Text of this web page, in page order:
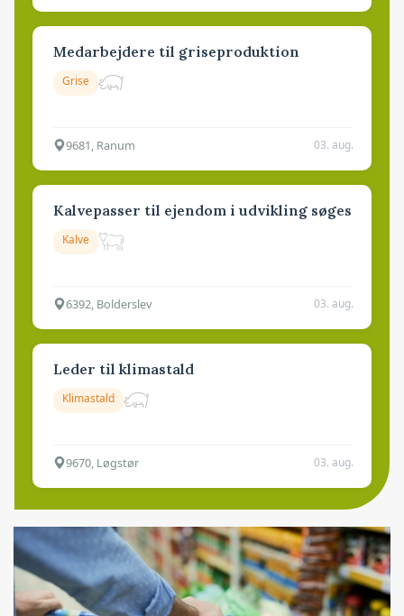
Medarbejdere til griseproduktion
Grise
9681, Ranum 03. aug.
Kalvepasser til ejendom i udvikling søges
Kalve
6392, Bolderslev 03. aug.
Leder til klimastald
Klimastald
9670, Løgstør 03. aug.